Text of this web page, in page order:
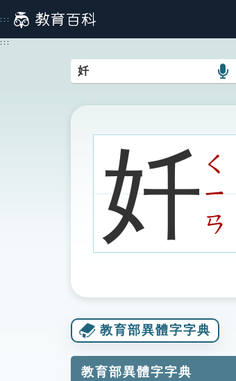
到
主
:::
:::
語
搜
圖
奷ㄑ
ㄧ
ㄢ
教育部異體字字典
教育部異體字字典